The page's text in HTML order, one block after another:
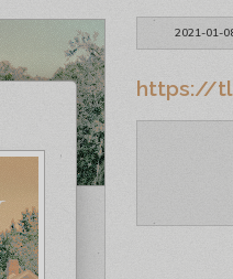
2021-01-
https://